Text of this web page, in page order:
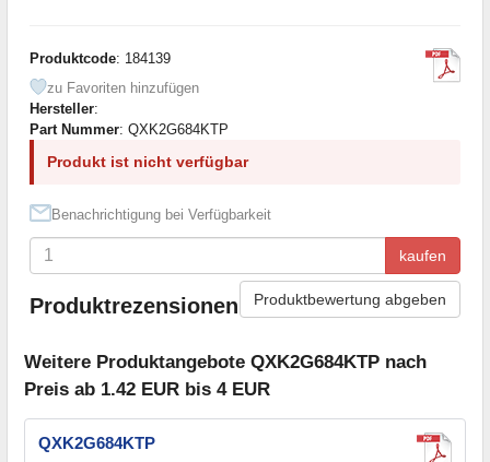
Produktcode: 184139
zu Favoriten hinzufügen
Hersteller:
Part Nummer: QXK2G684KTP
Produkt ist nicht verfügbar
Benachrichtigung bei Verfügbarkeit
kaufen
Produktrezensionen Produktbewertung abgeben
Weitere Produktangebote QXK2G684KTP nach
Preis ab 1.42 EUR bis 4 EUR
QXK2G684KTP